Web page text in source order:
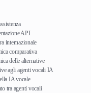
API
internazionale
comparativa
delle alternative
agli agenti vocali IA
IA vocale
tra agenti vocali